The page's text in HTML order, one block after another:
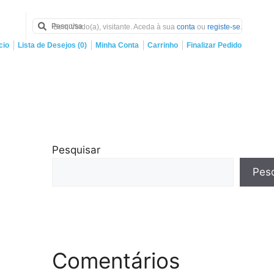
Bem Vindo(a), visitante. Aceda à sua conta ou registe-se.
Lista de Desejos (0) Minha Conta Carrinho Finalizar Pedido
Pesquisar
Comentários